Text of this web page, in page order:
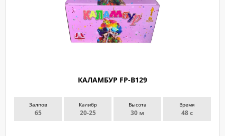
КАЛАМБУР FP-B129
Залпов
65
Калибр
20-25
Высота
30 м
Время
48 с